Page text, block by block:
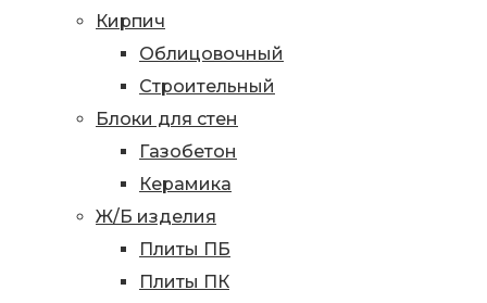
Кирпич
Облицовочный
Строительный
Блоки для стен
Газобетон
Керамика
Ж/Б изделия
Плиты ПБ
Плиты ПК